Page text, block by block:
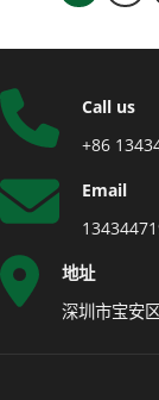
Call us
+86
Email
地址
深圳市宝安